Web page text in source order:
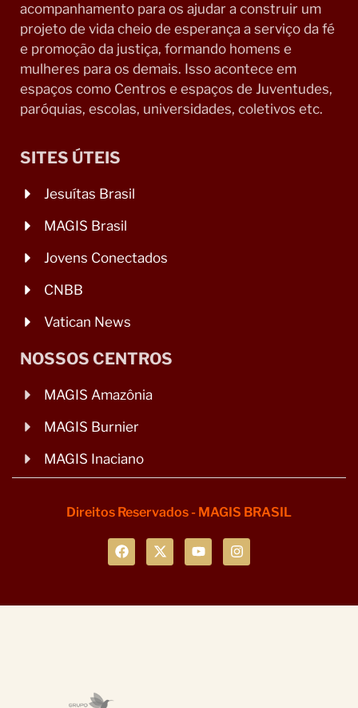
acompanhamento para os ajudar a construir um
projeto de vida cheio de esperança a serviço da fé
e promoção da justiça, formando homens e
mulheres para os demais. Isso acontece em
espaços como Centros e espaços de Juventudes,
paróquias, escolas, universidades, coletivos etc.
SITES ÚTEIS
Jesuítas Brasil
MAGIS Brasil
Jovens Conectados
CNBB
Vatican News
NOSSOS CENTROS
MAGIS Amazônia
MAGIS Burnier
MAGIS Inaciano
Direitos Reservados - MAGIS BRASIL